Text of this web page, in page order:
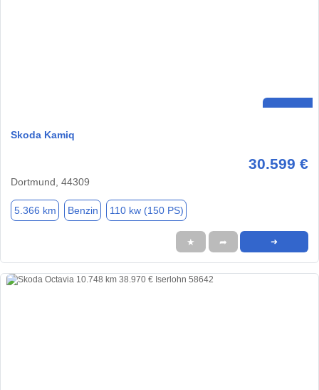
Skoda Kamiq
30.599 €
Dortmund, 44309
5.366 km Benzin 110 kw (150 PS)
★ ➦ ➜